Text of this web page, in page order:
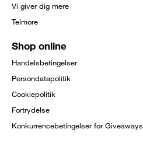
Vi giver dig mere
Telmore
Shop online
Handelsbetingelser
Persondatapolitik
Cookiepolitik
Fortrydelse
Konkurrencebetingelser for Giveaways